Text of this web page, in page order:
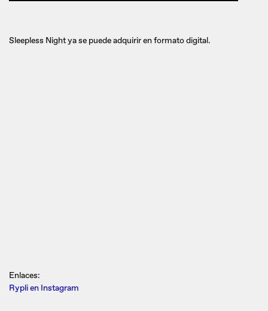
Sleepless Night ya se puede adquirir en formato digital.
Enlaces:
Rypli en Instagram